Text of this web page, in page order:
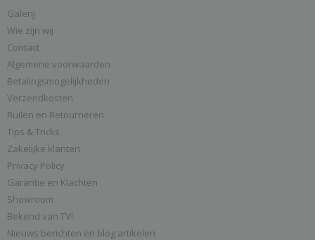
Galerij
Wie zijn wij
Contact
Algemene voorwaarden
Betalingsmogelijkheden
Verzendkosten
Ruilen en Retourneren
Tips & Tricks
Zakelijke klanten
Privacy Policy
Garantie en Klachten
Showroom
Bekend van TV!
Nieuws berichten en blog artikelen